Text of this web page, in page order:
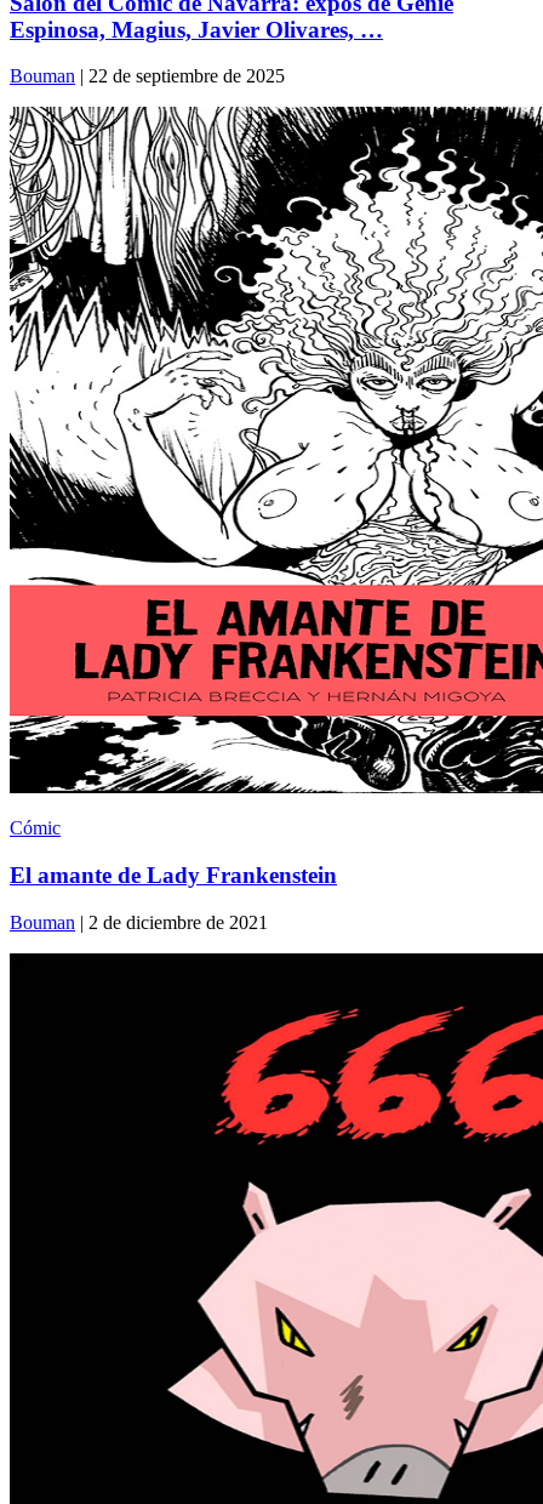
Espinosa, Magius, Javier Olivares, …
Bouman | 22 de septiembre de 2025
Cómic
El amante de Lady Frankenstein
Bouman | 2 de diciembre de 2021